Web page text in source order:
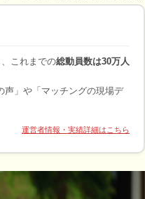
これまでの総動員数は30万人
声」や「マッチングの現場デ
運営者情報・実績詳細はこちら